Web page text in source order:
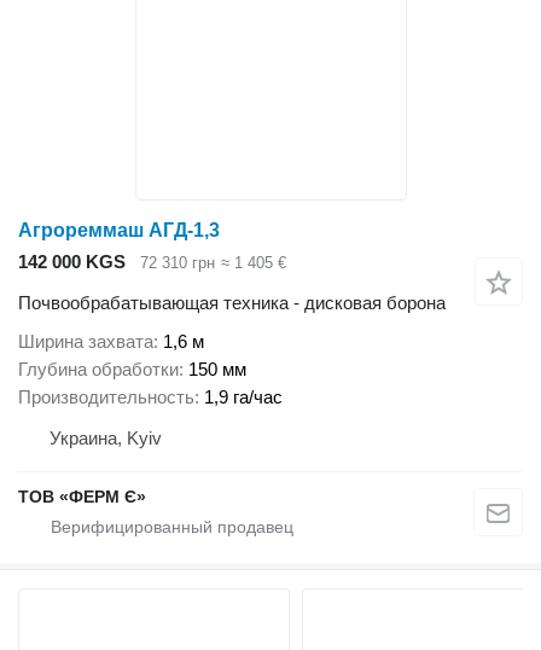
Агрореммаш АГД-1,3
142 000 KGS
72 310 грн ≈ 1 405 €
Почвообрабатывающая техника - дисковая борона
Ширина захвата 1,6 м
Глубина обработки 150 мм
Производительность 1,9 га/час
Украина, Kyiv
ТОВ «ФЕРМ Є»